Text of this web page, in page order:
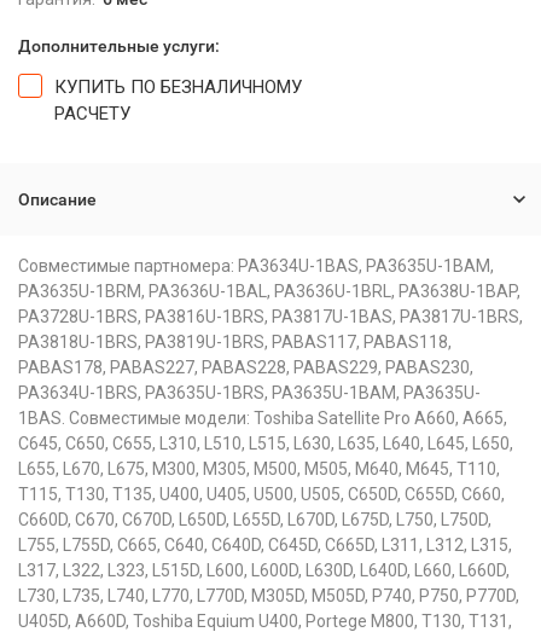
Дополнительные услуги:
КУПИТЬ ПО БЕЗНАЛИЧНОМУ
РАСЧЕТУ
Описание
Совместимые партномера: PA3634U-1BAS, PA3635U-1BAM,
PA3635U-1BRM, PA3636U-1BAL, PA3636U-1BRL, PA3638U-1BAP,
PA3728U-1BRS, PA3816U-1BRS, PA3817U-1BAS, PA3817U-1BRS,
PA3818U-1BRS, PA3819U-1BRS, PABAS117, PABAS118,
PABAS178, PABAS227, PABAS228, PABAS229, PABAS230,
PA3634U-1BRS, PA3635U-1BRS, PA3635U-1BAM, PA3635U-
1BAS. Совместимые модели: Toshiba Satellite Pro A660, A665,
C645, C650, C655, L310, L510, L515, L630, L635, L640, L645, L650,
L655, L670, L675, M300, M305, M500, M505, M640, M645, T110,
T115, T130, T135, U400, U405, U500, U505, C650D, C655D, C660,
C660D, C670, C670D, L650D, L655D, L670D, L675D, L750, L750D,
L755, L755D, C665, C640, C640D, C645D, C665D, L311, L312, L315,
L317, L322, L323, L515D, L600, L600D, L630D, L640D, L660, L660D,
L730, L735, L740, L770, L770D, M305D, M505D, P740, P750, P770D,
U405D, A660D, Toshiba Equium U400, Portege M800, T130, T131,